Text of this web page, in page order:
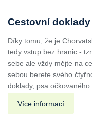
Cestovní
Díky tomu, že je
tedy vstup bez hranic -
sebe ale vždy mějte na
sebou berete svého
doklady, psa
Více informací